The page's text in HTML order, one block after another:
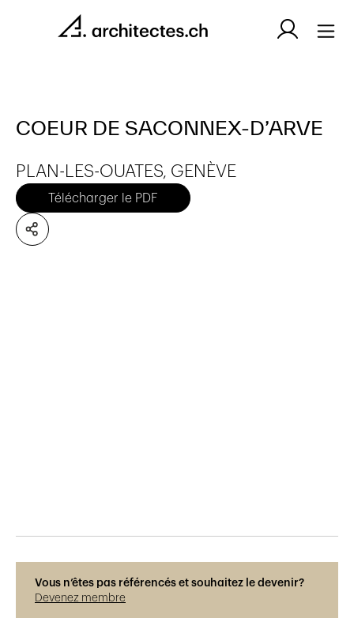
COEUR DE SACONNEX-D’ARVE
PLAN-LES-OUATES, GENÈVE
Télécharger le PDF
Vous n’êtes pas référencés et souhaitez le devenir?
Devenez membre